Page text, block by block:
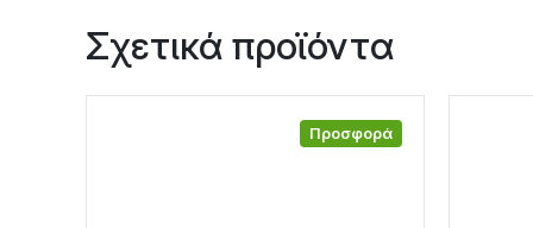
Σχετικά προϊόντα
Προσφορά